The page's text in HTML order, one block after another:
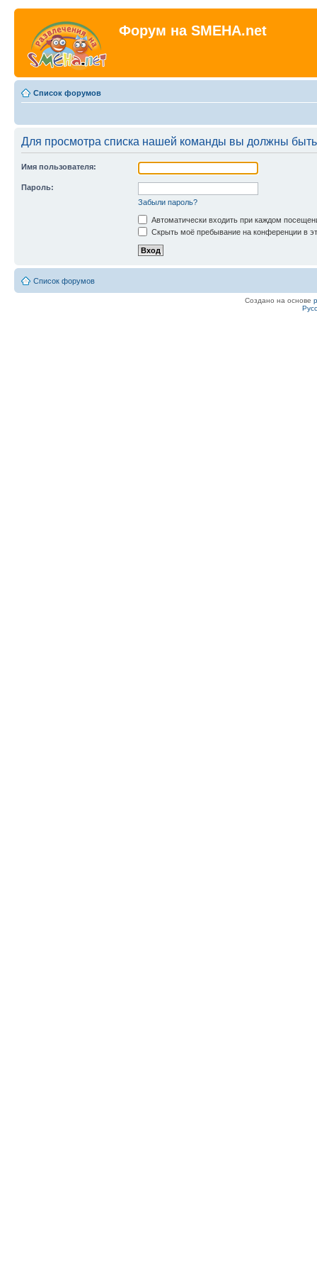
Форум на SMEHA.net
Список форумов
Для просмотра списка нашей команды вы должны
Имя пользователя:
Пароль:
Забыли пароль?
Автоматически входить при каждом
Скрыть моё пребывание на конференции в
Список форумов
Создано на основе